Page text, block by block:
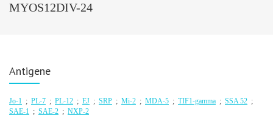
MYOS12DIV-24
Antigene
Jo-1 ; PL-7 ; PL-12 ; EJ ; SRP ; Mi-2 ; MDA-5 ; TIF1-gamma ; SSA 52 ;
SAE-1 ; SAE-2 ; NXP-2